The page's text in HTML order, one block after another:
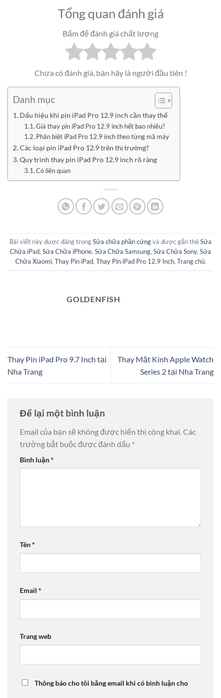
Tổng quan đánh giá
Bấm để đánh giá chất lượng
Chưa có đánh giá, bạn hãy là người đầu tiên !
Danh mục
Dấu hiệu khi pin iPad Pro 12.9 inch cần thay thế
Giá thay pin iPad Pro 12.9 inch hết bao nhiêu?
Phân biệt iPad Pro 12.9 inch theo từng mã máy
Các loại pin iPad Pro 12.9 trên thị trường?
Quy trình thay pin iPad Pro 12.9 inch rõ ràng
Có liên quan
Bài viết này được đăng trongSửa chữa phần cứngvà được gắn thẻSửa
Chữa iPad, Sửa Chữa iPhone, Sửa Chữa Samsung, Sửa Chữa Sony, Sửa
Chữa Xiaomi, Thay Pin iPad, Thay Pin iPad Pro 12.9 Inch, Trang chủ.
GOLDENFISH
Thay Pin iPad Pro 9.7 Inch tại
Nha Trang
Thay Mặt Kính Apple Watch
Series 2 tại Nha Trang
Để lại một bình luận
Email của bạn sẽ không được hiển thị công khai. Các
trường bắt buộc được đánh dấu *
Bình luận*
Tên*
Email *
Trang web
Thông báo cho tôi bằng email khi có bình luận cho